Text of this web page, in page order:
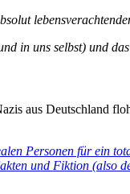
in uns selbst) und
aus Deutschland
Personen für ein
und Fiktion